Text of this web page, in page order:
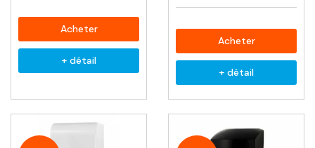
Acheter
+ détail
Acheter
+ détail